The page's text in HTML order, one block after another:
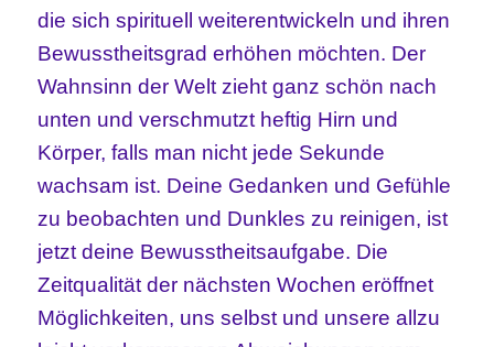
die sich spirituell weiterentwickeln und ihren
Bewusstheitsgrad erhöhen möchten. Der
Wahnsinn der Welt zieht ganz schön nach
unten und verschmutzt heftig Hirn und
Körper, falls man nicht jede Sekunde
wachsam ist. Deine Gedanken und Gefühle
zu beobachten und Dunkles zu reinigen, ist
jetzt deine Bewusstheitsaufgabe. Die
Zeitqualität der nächsten Wochen eröffnet
Möglichkeiten, uns selbst und unsere allzu